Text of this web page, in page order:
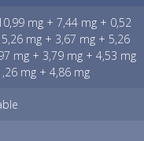
mg + 7,44 mg + 0,52
mg + 3,67 mg + 5,26
mg + 3,79 mg + 4,53 mg
mg + 4,86 mg